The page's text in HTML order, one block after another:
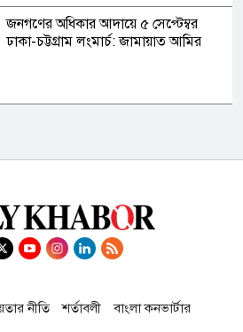
জনগণের অধিকার আদায়ে ৫ সেপ্টেম্বর
ঢাকা-চট্টগ্রাম লংমার্চ: জামায়াত আমির
রাষ্ট্রপতি নির্বাচনের চূড়ান্ত তারিখ ঘোষণা
দুই-তিন দিনের মধ্যে গ্যাসের পরিস্থিতি
নীতি শর্তাবলী বাংলা কনভার্টার